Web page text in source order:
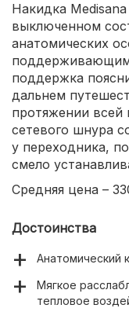
Накидка
выключенном
анатомических
поддержка
дальнем
протяжении всей
сетевого шнура
у переходника,
смело
Средняя цена –
Достоинства
Анатомический
Мягкое
тепловое